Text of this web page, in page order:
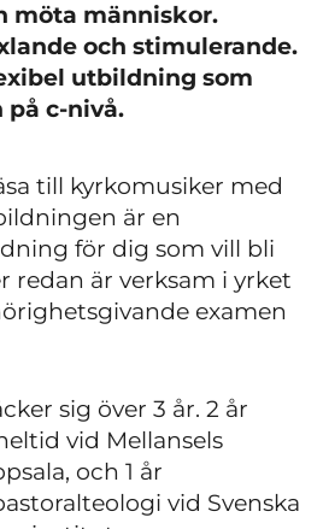
möta människor.
och stimulerande.
utbildning som
på c-nivå.
till kyrkomusiker med
är en
för dig som vill bli
redan är verksam i yrket
examen
sig över 3 år. 2 år
vid Mellansels
och 1 år
vid Svenska